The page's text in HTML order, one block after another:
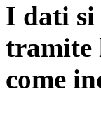
I dati si
tramite
come